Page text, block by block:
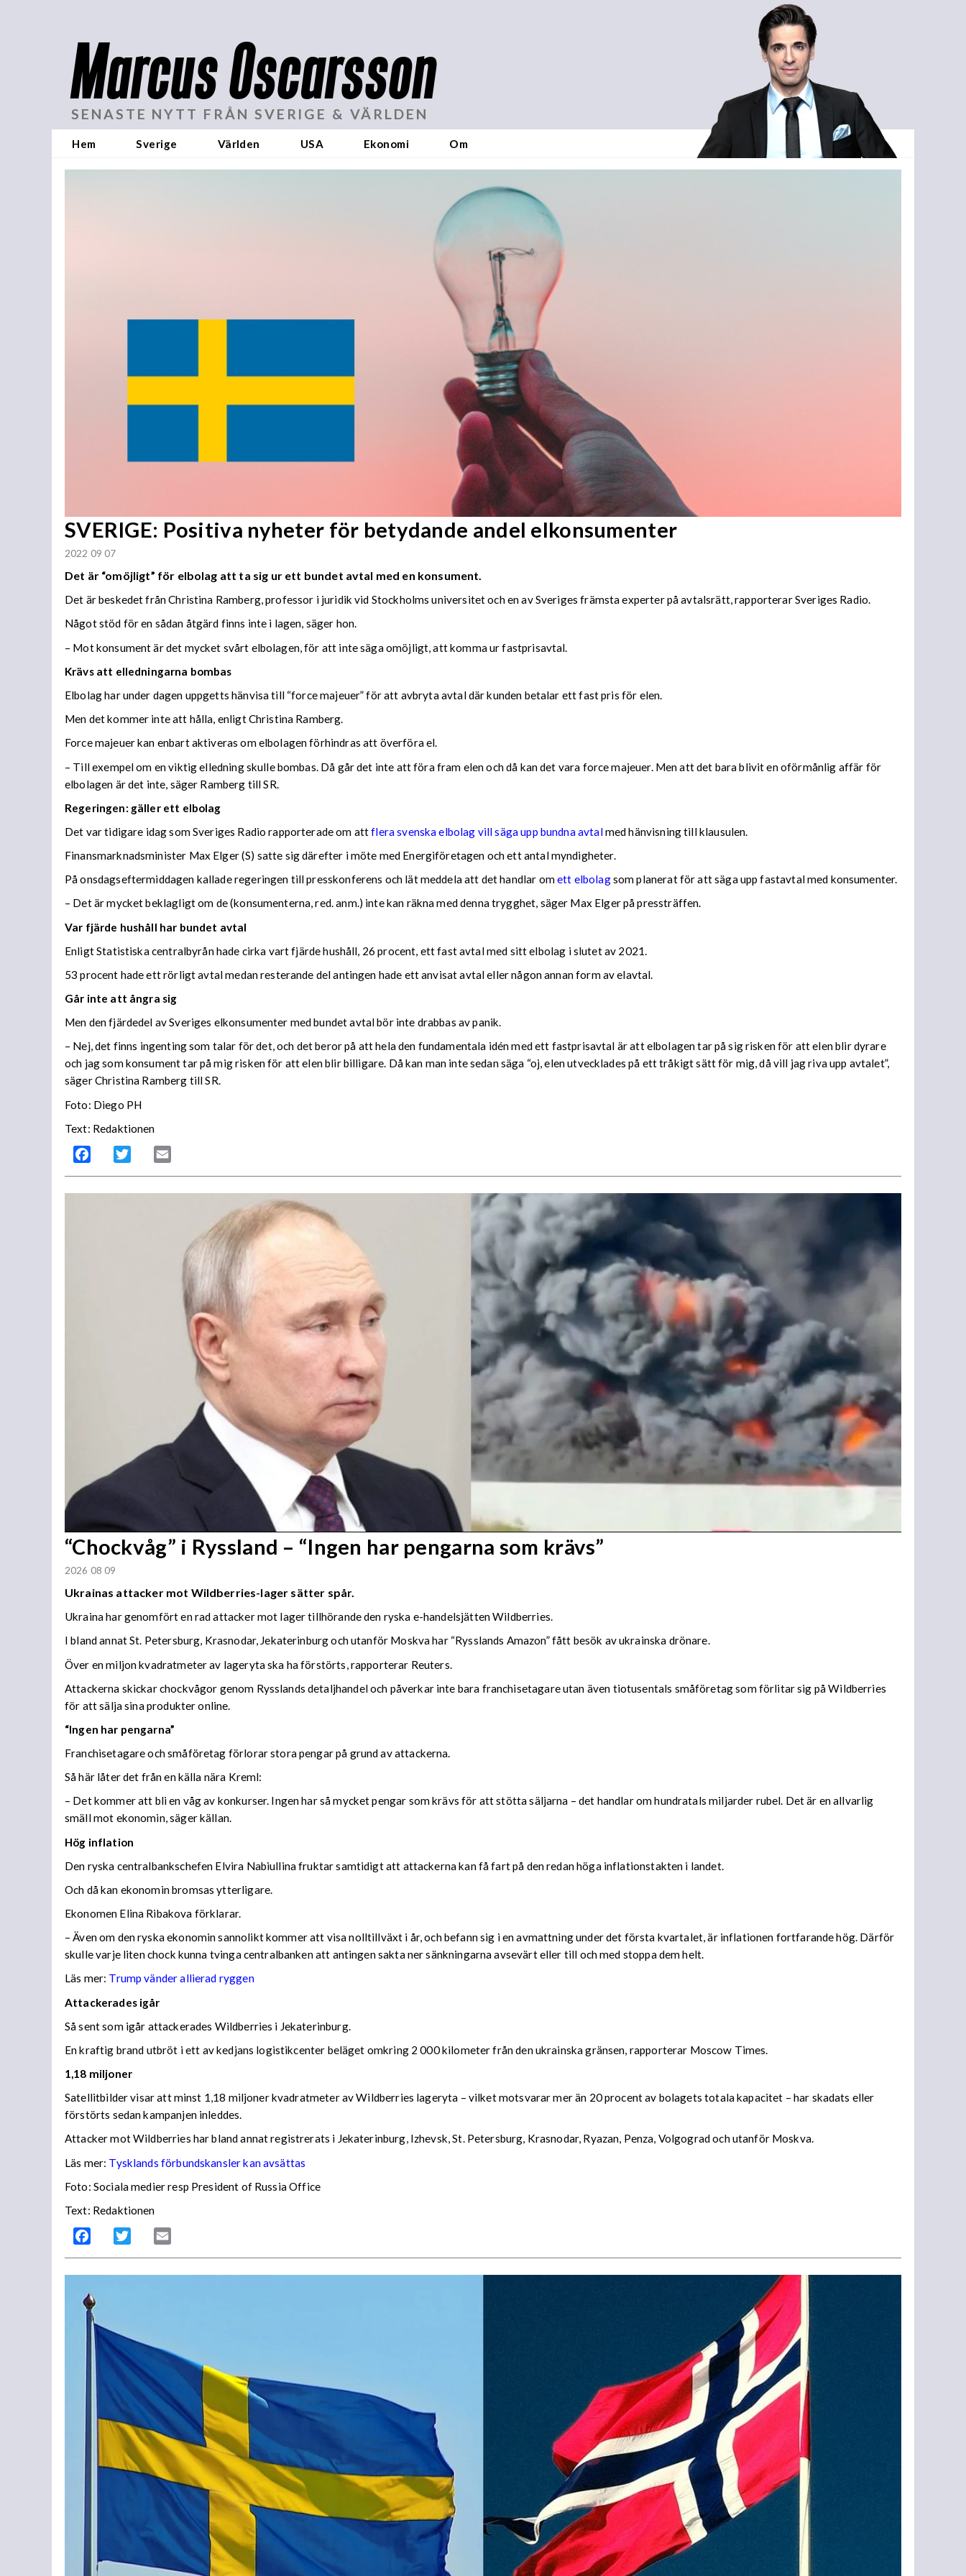
Marcus Oscarsson
SENASTE NYTT FRÅN SVERIGE & VÄRLDEN
Hem Sverige Världen USA Ekonomi Om
SVERIGE: Positiva nyheter för betydande andel elkonsumenter
2022 09 07
Det är “omöjligt” för elbolag att ta sig ur ett bundet avtal med en konsument.
Det är beskedet från Christina Ramberg, professor i juridik vid Stockholms universitet och en av Sveriges främsta experter på avtalsrätt, rapporterar Sveriges Radio.
Något stöd för en sådan åtgärd finns inte i lagen, säger hon.
– Mot konsument är det mycket svårt elbolagen, för att inte säga omöjligt, att komma ur fastprisavtal.
Krävs att elledningarna bombas
Elbolag har under dagen uppgetts hänvisa till “force majeuer” för att avbryta avtal där kunden betalar ett fast pris för elen.
Men det kommer inte att hålla, enligt Christina Ramberg.
Force majeuer kan enbart aktiveras om elbolagen förhindras att överföra el.
– Till exempel om en viktig elledning skulle bombas. Då går det inte att föra fram elen och då kan det vara force majeuer. Men att det bara blivit en oförmånlig affär för
elbolagen är det inte, säger Ramberg till SR.
Regeringen: gäller ett elbolag
Det var tidigare idag som Sveriges Radio rapporterade om attflera svenska elbolag vill säga upp bundna avtalmed hänvisning till klausulen.
Finansmarknadsminister Max Elger (S) satte sig därefter i möte med Energiföretagen och ett antal myndigheter.
På onsdagseftermiddagen kallade regeringen till presskonferens och lät meddela att det handlar omett elbolagsom planerat för att säga upp fastavtal med konsumenter.
– Det är mycket beklagligt om de (konsumenterna, red. anm.) inte kan räkna med denna trygghet, säger Max Elger på pressträffen.
Var fjärde hushåll har bundet avtal
Enligt Statistiska centralbyrån hade cirka vart fjärde hushåll, 26 procent, ett fast avtal med sitt elbolag i slutet av 2021.
53 procent hade ett rörligt avtal medan resterande del antingen hade ett anvisat avtal eller någon annan form av elavtal.
Går inte att ångra sig
Men den fjärdedel av Sveriges elkonsumenter med bundet avtal bör inte drabbas av panik.
– Nej, det finns ingenting som talar för det, och det beror på att hela den fundamentala idén med ett fastprisavtal är att elbolagen tar på sig risken för att elen blir dyrare
och jag som konsument tar på mig risken för att elen blir billigare. Då kan man inte sedan säga “oj, elen utvecklades på ett tråkigt sätt för mig, då vill jag riva upp avtalet”,
säger Christina Ramberg till SR.
Foto: Diego PH
Text: Redaktionen
Facebook Twitter
“Chockvåg” i Ryssland – “Ingen har pengarna som krävs”
2026 08 09
Ukrainas attacker mot Wildberries-lager sätter spår.
Ukraina har genomfört en rad attacker mot lager tillhörande den ryska e-handelsjätten Wildberries.
I bland annat St. Petersburg, Krasnodar, Jekaterinburg och utanför Moskva har “Rysslands Amazon” fått besök av ukrainska drönare.
Över en miljon kvadratmeter av lageryta ska ha förstörts, rapporterar Reuters.
Attackerna skickar chockvågor genom Rysslands detaljhandel och påverkar inte bara franchisetagare utan även tiotusentals småföretag som förlitar sig på Wildberries
för att sälja sina produkter online.
“Ingen har pengarna”
Franchisetagare och småföretag förlorar stora pengar på grund av attackerna.
Så här låter det från en källa nära Kreml:
– Det kommer att bli en våg av konkurser. Ingen har så mycket pengar som krävs för att stötta säljarna – det handlar om hundratals miljarder rubel. Det är en allvarlig
smäll mot ekonomin, säger källan.
Hög inflation
Den ryska centralbankschefen Elvira Nabiullina fruktar samtidigt att attackerna kan få fart på den redan höga inflationstakten i landet.
Och då kan ekonomin bromsas ytterligare.
Ekonomen Elina Ribakova förklarar.
– Även om den ryska ekonomin sannolikt kommer att visa nolltillväxt i år, och befann sig i en avmattning under det första kvartalet, är inflationen fortfarande hög. Därför
skulle varje liten chock kunna tvinga centralbanken att antingen sakta ner sänkningarna avsevärt eller till och med stoppa dem helt.
Läs mer: Trump vänder allierad ryggen
Attackerades igår
Så sent som igår attackerades Wildberries i Jekaterinburg.
En kraftig brand utbröt i ett av kedjans logistikcenter beläget omkring 2 000 kilometer från den ukrainska gränsen, rapporterar Moscow Times.
1,18 miljoner
Satellitbilder visar att minst 1,18 miljoner kvadratmeter av Wildberries lageryta – vilket motsvarar mer än 20 procent av bolagets totala kapacitet – har skadats eller
förstörts sedan kampanjen inleddes.
Attacker mot Wildberries har bland annat registrerats i Jekaterinburg, Izhevsk, St. Petersburg, Krasnodar, Ryazan, Penza, Volgograd och utanför Moskva.
Läs mer: Tysklands förbundskansler kan avsättas
Foto: Sociala medier resp President of Russia Office
Text: Redaktionen
Facebook Twitter